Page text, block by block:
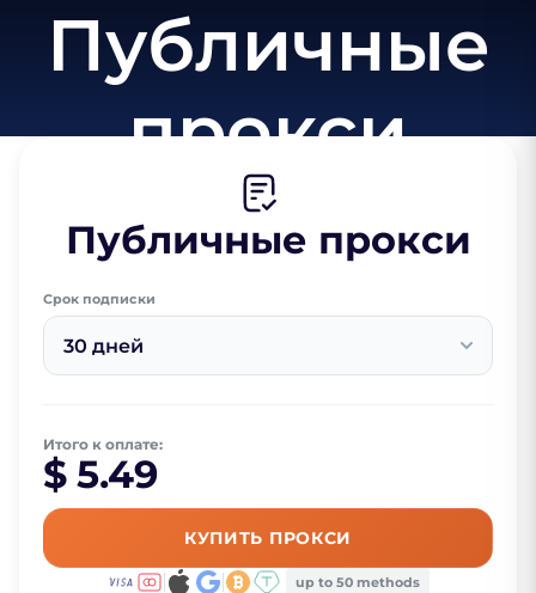
Публичные
прокси
Публичные прокси
Срок подписки
30 дней
Итого к оплате:
$ 5.49
КУПИТЬ ПРОКСИ
up to 50 methods